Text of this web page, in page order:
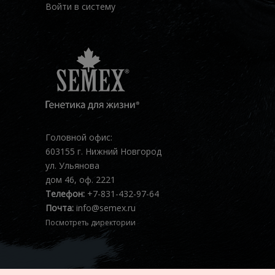
Войти в систему
Головной офис:
603155 г. Нижний Новгород
ул. Ульянова
дом 46, оф. 2221
Телефон: +7-831-432-97-64
Почта: info@semex.ru
Посмотреть директории